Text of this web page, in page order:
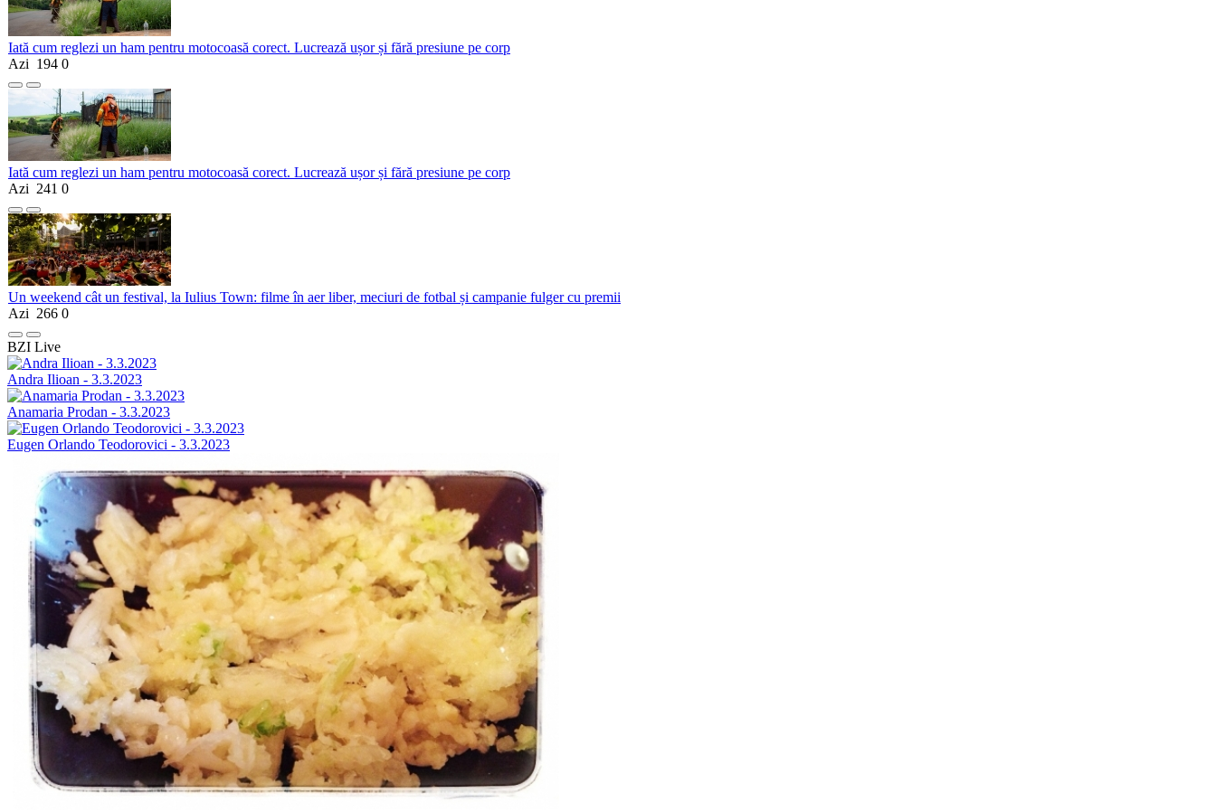
Iată cum reglezi un ham pentru motocoasă corect. Lucrează ușor și fără presiune pe corp
Azi 194 0
Iată cum reglezi un ham pentru motocoasă corect. Lucrează ușor și fără presiune pe corp
Azi 241 0
Un weekend cât un festival, la Iulius Town: filme în aer liber, meciuri de fotbal și campanie fulger cu premii
Azi 266 0
BZI Live
Andra Ilioan - 3.3.2023
Anamaria Prodan - 3.3.2023
Eugen Orlando Teodorovici - 3.3.2023